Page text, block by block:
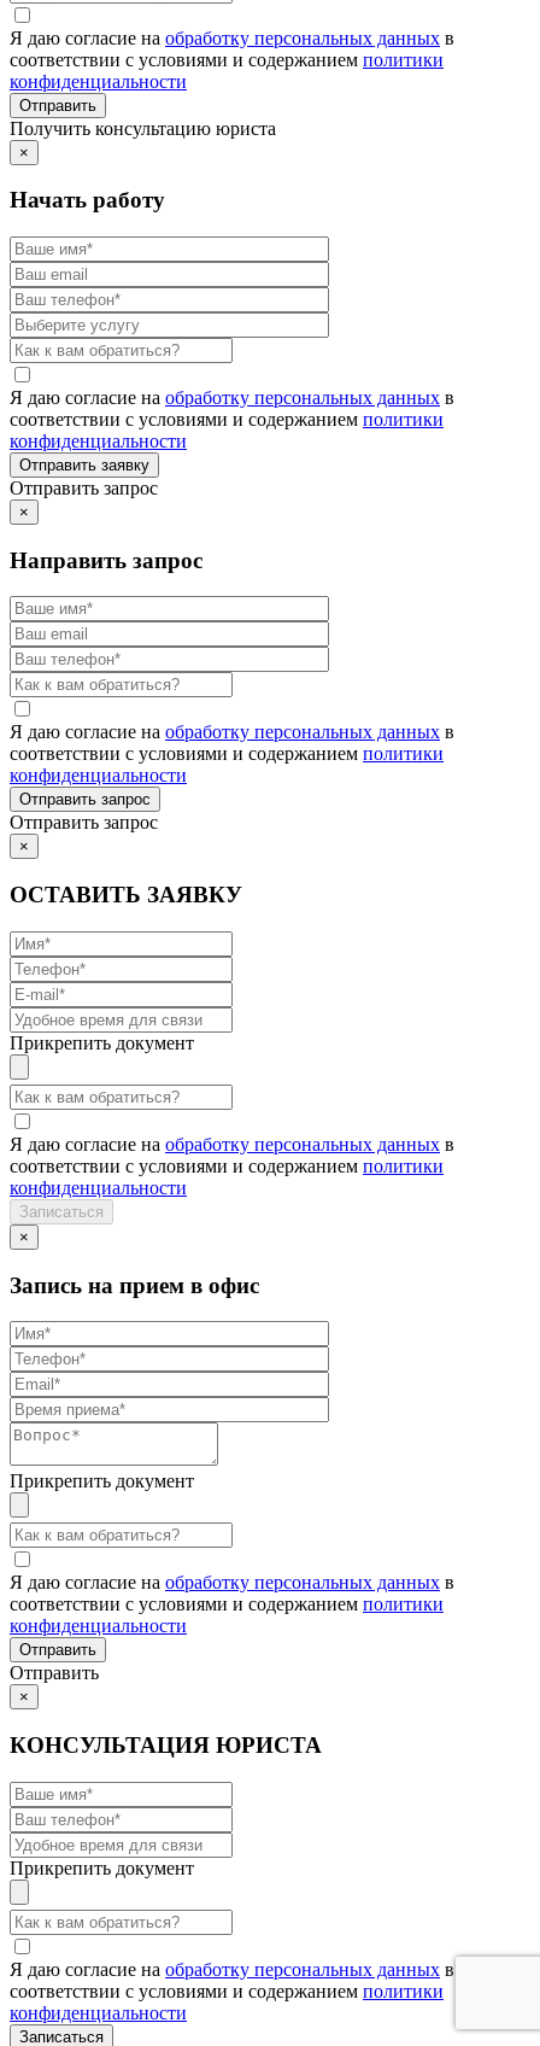
Я даю согласие на обработку персональных данных в
соответствии с условиями и содержанием политики
конфиденциальности
Получить консультацию юриста
×
Начать работу
Я даю согласие на обработку персональных данных в
соответствии с условиями и содержанием политики
конфиденциальности
Отправить запрос
×
Направить запрос
Я даю согласие на обработку персональных данных в
соответствии с условиями и содержанием политики
конфиденциальности
Отправить запрос
×
ОСТАВИТЬ ЗАЯВКУ
Прикрепить документ
Я даю согласие на обработку персональных данных в
соответствии с условиями и содержанием политики
конфиденциальности
×
Запись на прием в офис
Прикрепить документ
Я даю согласие на обработку персональных данных в
соответствии с условиями и содержанием политики
конфиденциальности
Отправить
×
КОНСУЛЬТАЦИЯ ЮРИСТА
Прикрепить документ
Я даю согласие на обработку персональных данных в
соответствии с условиями и содержанием политики
конфиденциальности